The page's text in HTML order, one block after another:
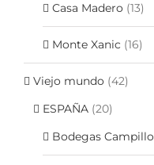
Casa Madero (13)
Monte Xanic (16)
Viejo mundo (42)
ESPAÑA (20)
Bodegas Campillo